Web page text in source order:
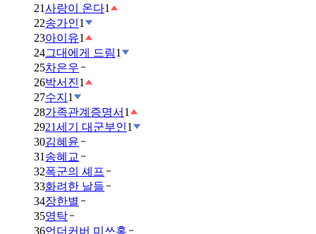
21사랑이 온다1
22송가인1
23아이유1
24그대에게 드림1
25차은우
26박서진1
27수지 1
28가족관계증명서 1
2921세기 대군부인1
30김혜윤
31 송혜교
32폭군의 셰프
33화려한 날들
34장한별
35영탁
36언더커버 미쓰홍